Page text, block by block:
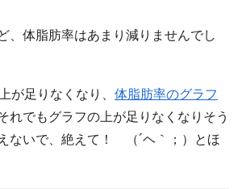
、体脂肪率はあまり減りませんでし
が足りなくなり、 体脂肪率のグラフ
れでもグラフの上が足りなくなりそう
ないで、絶えて！ （´ヘ｀；）とほ